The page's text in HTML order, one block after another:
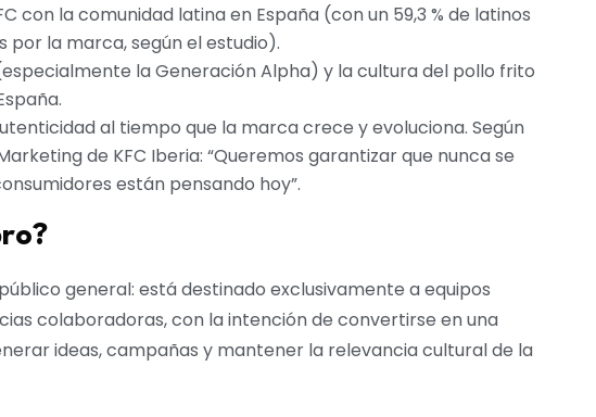
con la comunidad latina en España (con un 59,3 % de latinos
por la marca, según el estudio).
la Generación Alpha) y la cultura del pollo frito
al tiempo que la marca crece y evoluciona. Según
de KFC Iberia: “Queremos garantizar que nunca se
están pensando hoy”.
general: está destinado exclusivamente a equipos
colaboradoras, con la intención de convertirse en una
ideas, campañas y mantener la relevancia cultural de la